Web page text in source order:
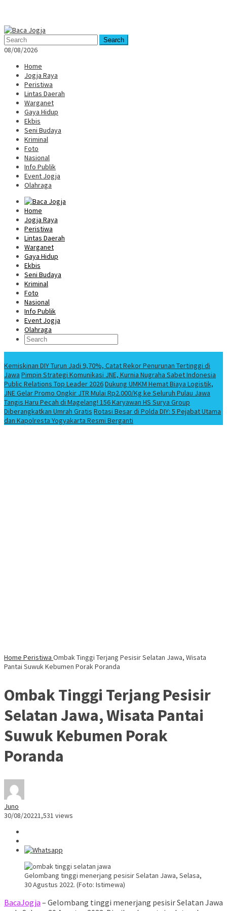
Mobile
Menu
Search
08/08/2026
Home
Jogja Raya
Peristiwa
Lintas Daerah
Warganet
Gaya Hidup
Ekbis
Seni Budaya
Kriminal
Foto
Nasional
Info Publik
Event Jogja
Olahraga
Home
Jogja Raya
Peristiwa
Lintas Daerah
Warganet
Gaya Hidup
Ekbis
Seni Budaya
Kriminal
Foto
Nasional
Info Publik
Event Jogja
Olahraga
Kemiskinan DIY Turun Jadi 9,70%, Catat Rekor Penurunan Tertinggi di
Jawa Pimpin Strategi Komunikasi JNE, Kurnia Nugraha Sabet Indonesia
Public Relations Top Leader 2026Dukung UMKM Hemat Biaya Logistik,
JNE Gelar Promo Ongkir JTR Mulai Rp2.000/Kg ke Seluruh Pulau Jawa
Tangis Haru Pecah di Magelang! 156 Karyawan HS Surya Group
Diberangkatkan Umrah Gratis Rotasi Besar di Polda DIY: 5 Pejabat Utama
dan Kapolresta Yogyakarta Resmi Berganti
Home Peristiwa Ombak Tinggi Terjang Pesisir Selatan Jawa, Wisata
Pantai Suwuk Kebumen Porak Poranda
Ombak Tinggi Terjang Pesisir
Selatan Jawa, Wisata Pantai
Suwuk Kebumen Porak
Poranda
Juno
30/08/20221,531 views
Gelombang tinggi menerjang pesisir Selatan Jawa, Selasa,
30 Agustus 2022. (Foto: Istimewa)
BacaJogja – Gelombang tinggi menerjang pesisir Selatan Jawa